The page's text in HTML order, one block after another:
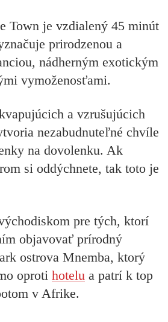
Town je vzdialený 45 minút
prirodzenou a
nádherným exotickým
vymoženosťami.
a vzrušujúcich
nezabudnuteľné chvíle
na dovolenku. Ak
si oddýchnete, tak toto je
pre tých, ktorí
objavovať prírodný
ostrova Mnemba, ktorý
oproti hotelu a patrí k top
v Afrike.